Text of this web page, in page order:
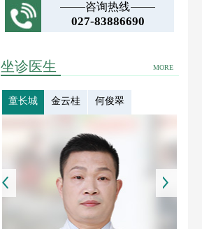
咨询热线
027-83886690
MORE
坐诊医生
童长城 金云桂 何俊翠